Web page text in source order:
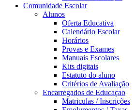
Comunidade Escolar
Alunos
Oferta Educativa
Calendário Escolar
Horários
Provas e Exames
Manuais Escolares
Kits digitais
Estatuto do aluno
Critérios de Avaliação
Encarregados de Educaçao
Matriculas / Inscrições